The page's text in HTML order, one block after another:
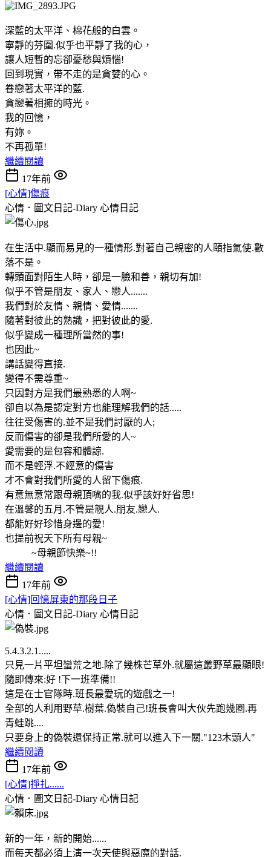
深藍的太平洋、棉花般的白雲。
寧靜的芬圍.似乎也平靜了我的心，
讓人短暫的忘卻憂愁與煩惱!
回到現實，帶不走的是貪婪的心。
眷戀著太平洋的藍.
貪戀著相擁的時光。
我的回憶，
有妳。
不再孤單!
繼續閱讀
17年前
[心情]傷痕
心情．圖文日記-Diary 心情日記
在生活中.顯而易見的一種情形.對著自己親密的人頤指氣使.數
落不是。
轉頭面對陌生人時，卻是一臉和善，親切有加!
似乎不管是朋友、家人、戀人.......
我們對於友情、親情、愛情.......
隨著對彼此的熟識，把對彼此的愛.
似乎變成一種理所當然的事!
也因此~
講話變得直接.
變得不需尊重~
只因對方是我們最熟悉的人啊~
卻自以為是認定對方也能理解我們的話.....
往往受傷害的.並不是我們討厭的人;
反而傷害的卻是我們所愛的人~
愛需要的是包容和體諒.
而不是輕浮.不經意的傷害
才不會對我們所愛的人留下傷痕.
有意無意常跟母親頂嘴的我.似乎該好好省思!
在溫馨的五月.不管是親人.朋友.戀人.
都能好好珍惜身邊的愛!
也提前祝天下所有母親~
~母親節快樂~!!
繼續閱讀
17年前
[心情]回憶屏東的那段日子
心情．圖文日記-Diary 心情日記
5.4.3.2.1.....
只見一片平坦蠻荒之地.除了幾株芒草外.就屬這叢野草最顯眼!
隨即傳來:好 !下一班準備!!
這是在士官隊時.班長最愛玩的遊戲之一!
全部的人利用野草.樹葉.偽裝自己!班長會叫大伙先跑幾圈.再
青蛙跳....
只要身上的偽裝還保持正常.就可以進入下一關."123木頭人"
繼續閱讀
17年前
[心情]掙扎......
心情．圖文日記-Diary 心情日記
新的一年，新的開始......
而每天都必須上演一次天使與惡魔的對話.